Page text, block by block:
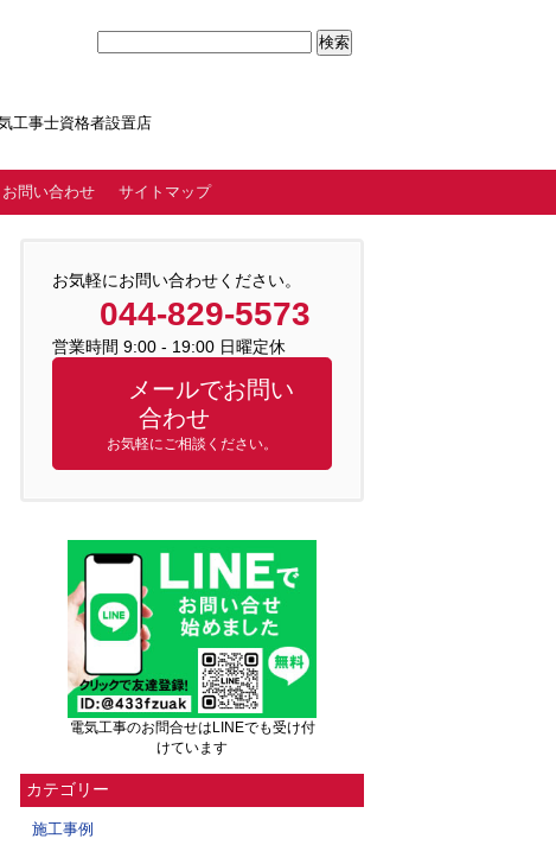
工事士資格者設置店
お問い合わせ サイトマップ
お気軽にお問い合わせください。
044-829-5573
営業時間 9:00 - 19:00 日曜定休
メールでお問い
合わせ
お気軽にご相談ください。
電気工事のお問合せはLINEでも受け付
けています
カテゴリー
施工事例